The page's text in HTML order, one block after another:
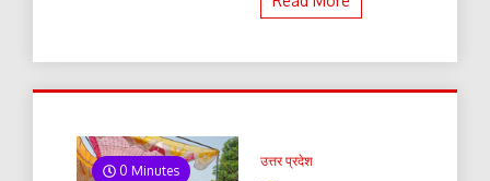
0 Minutes
उत्तर प्रदेश